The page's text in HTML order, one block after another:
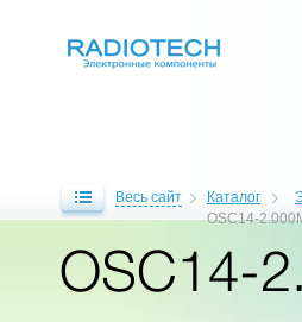
Весь сайт Каталог
OSC14-
OSC14-